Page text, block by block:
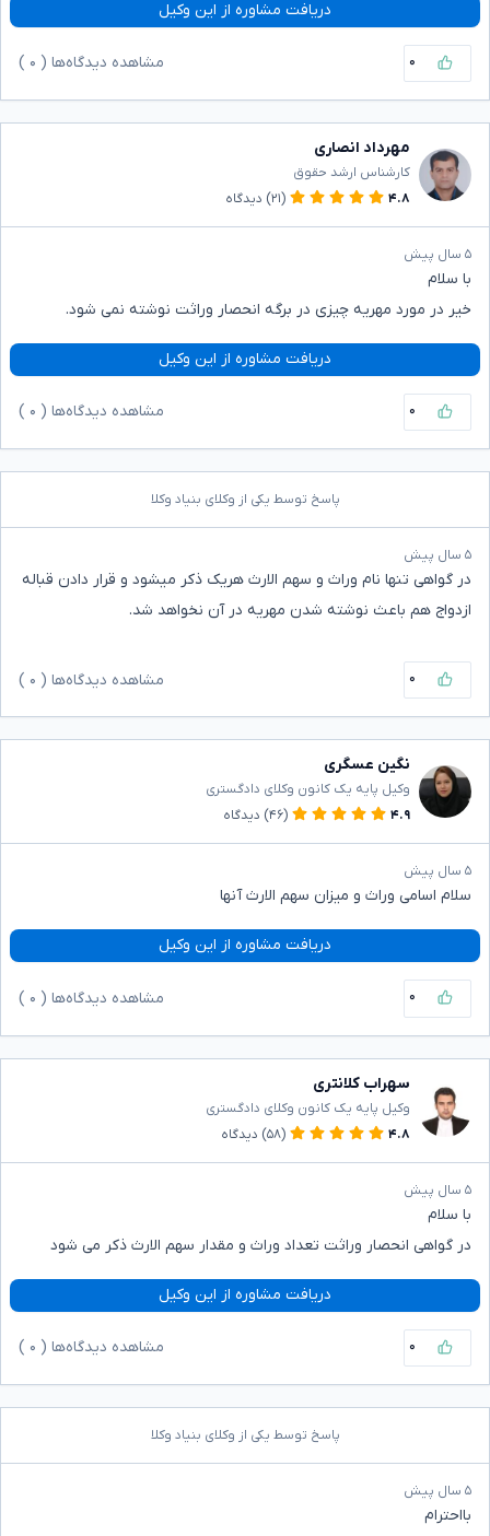
دریافت مشاوره از این وکیل
۰ مشاهده دیدگاه‌ها ( ۰
مهرداد انصاری
کارشناس ارشد حقوق
۴.۸
(۲۱) دیدگاه
۵ سال پیش
با سلام
خیر در مورد مهریه چیزی در برگه انحصار وراثت نوشته نمی شود.
دریافت مشاوره از این وکیل
۰ مشاهده دیدگاه‌ها ( ۰
پاسخ توسط یکی از وکلای بنیاد وکلا
۵ سال پیش
در گواهی تنها نام وراث و سهم الارث هریک ذکر میشود و قرار دادن قباله
ازدواج هم باعث نوشته شدن مهریه در آن نخواهد شد.
۰ مشاهده دیدگاه‌ها ( ۰
نگین عسگری
وکیل پایه یک کانون وکلای دادگستری
۴.۹
(۴۶) دیدگاه
۵ سال پیش
سلام اسامی وراث و میزان سهم الارث آنها
دریافت مشاوره از این وکیل
۰ مشاهده دیدگاه‌ها ( ۰
سهراب کلانتری
وکیل پایه یک کانون وکلای دادگستری
۴.۸
(۵۸) دیدگاه
۵ سال پیش
با سلام
در گواهی انحصار وراثت تعداد وراث و مقدار سهم الارث ذکر می شود
دریافت مشاوره از این وکیل
۰ مشاهده دیدگاه‌ها ( ۰
پاسخ توسط یکی از وکلای بنیاد وکلا
۵ سال پیش
بااحترام